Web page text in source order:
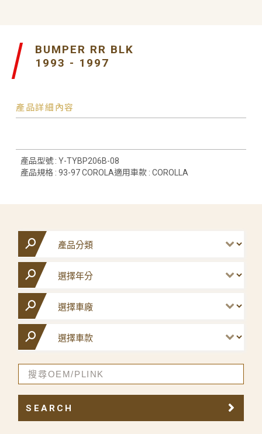
BUMPER RR BLK
1993 - 1997
產品詳細內容
產品型號 : Y-TYBP206B-08
產品規格 : 93-97 COROLA適用車款 : COROLLA
SEARCH